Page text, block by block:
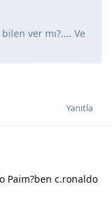
ver mı?.... Ve
Yanıtla
Paim?ben c.ronaldo